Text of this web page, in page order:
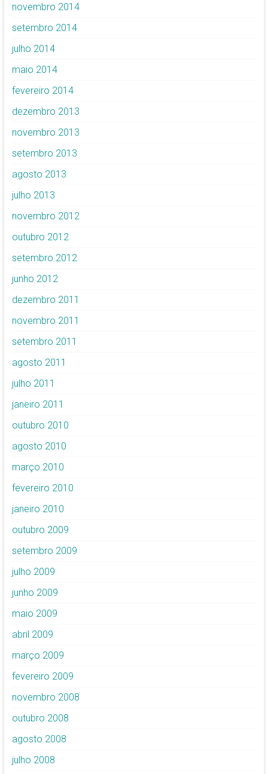
novembro 2014
setembro 2014
julho 2014
maio 2014
fevereiro 2014
dezembro 2013
novembro 2013
setembro 2013
agosto 2013
julho 2013
novembro 2012
outubro 2012
setembro 2012
junho 2012
dezembro 2011
novembro 2011
setembro 2011
agosto 2011
julho 2011
janeiro 2011
outubro 2010
agosto 2010
março 2010
fevereiro 2010
janeiro 2010
outubro 2009
setembro 2009
julho 2009
junho 2009
maio 2009
abril 2009
março 2009
fevereiro 2009
novembro 2008
outubro 2008
agosto 2008
julho 2008